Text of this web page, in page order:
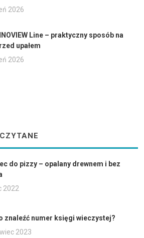
2026
Line – praktyczny sposób na
upałem
2026
do pizzy – opalany drewnem i bez
2022
znaleźć numer księgi wieczystej?
2023